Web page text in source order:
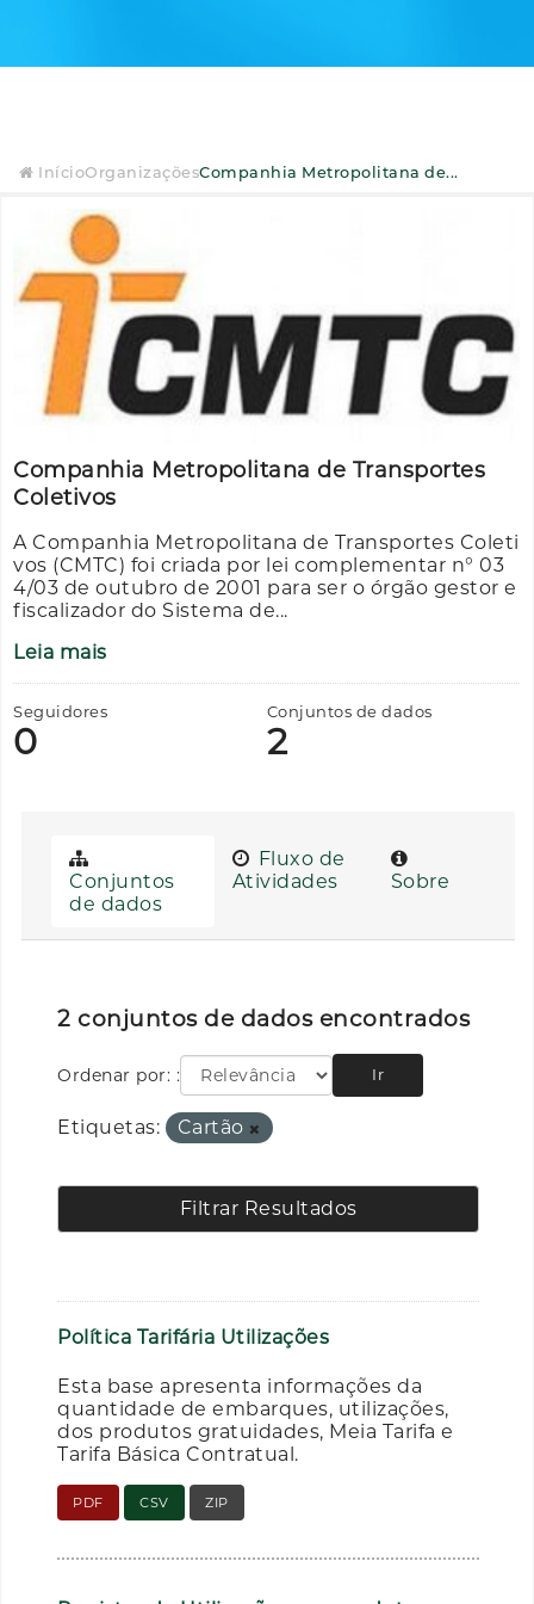
InícioOrganizaçõesCompanhia Metropolitana de...
Companhia Metropolitana de Transportes
Coletivos
A Companhia Metropolitana de Transportes Coleti
vos (CMTC) foi criada por lei complementar n° 03
4/03 de outubro de 2001 para ser o órgão gestor e
fiscalizador do Sistema de...
Leia mais
Seguidores
0
Conjuntos de dados
2
Conjuntos
de dados
Fluxo de
Atividades
Sobre
2 conjuntos de dados encontrados
Ordenar por: Ir
Etiquetas: Cartão
Filtrar Resultados
Política Tarifária Utilizações
Esta base apresenta informações da
quantidade de embarques, utilizações,
dos produtos gratuidades, Meia Tarifa e
Tarifa Básica Contratual.
PDF CSV ZIP